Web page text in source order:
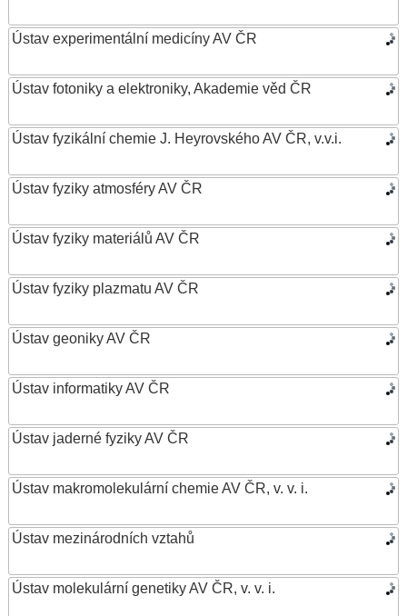
Ústav experimentální medicíny AV ČR
Ústav fotoniky a elektroniky, Akademie věd ČR
Ústav fyzikální chemie J. Heyrovského AV ČR, v.v.i.
Ústav fyziky atmosféry AV ČR
Ústav fyziky materiálů AV ČR
Ústav fyziky plazmatu AV ČR
Ústav geoniky AV ČR
Ústav informatiky AV ČR
Ústav jaderné fyziky AV ČR
Ústav makromolekulární chemie AV ČR, v. v. i.
Ústav mezinárodních vztahů
Ústav molekulární genetiky AV ČR, v. v. i.